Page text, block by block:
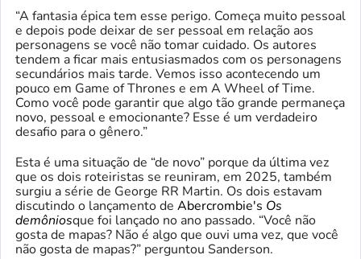
“A fantasia épica tem esse perigo. Começa muito pessoal
e depois pode deixar de ser pessoal em relação aos
personagens se você não tomar cuidado. Os autores
tendem a ficar mais entusiasmados com os personagens
secundários mais tarde. Vemos isso acontecendo um
pouco em Game of Thrones e em A Wheel of Time.
Como você pode garantir que algo tão grande permaneça
novo, pessoal e emocionante? Esse é um verdadeiro
desafio para o gênero.”
Esta é uma situação de “de novo” porque da última vez
que os dois roteiristas se reuniram, em 2025, também
surgiu a série de George RR Martin. Os dois estavam
discutindo o lançamento de Abercrombie's Os
demôniosque foi lançado no ano passado. “Você não
gosta de mapas? Não é algo que ouvi uma vez, que você
não gosta de mapas?” perguntou Sanderson.